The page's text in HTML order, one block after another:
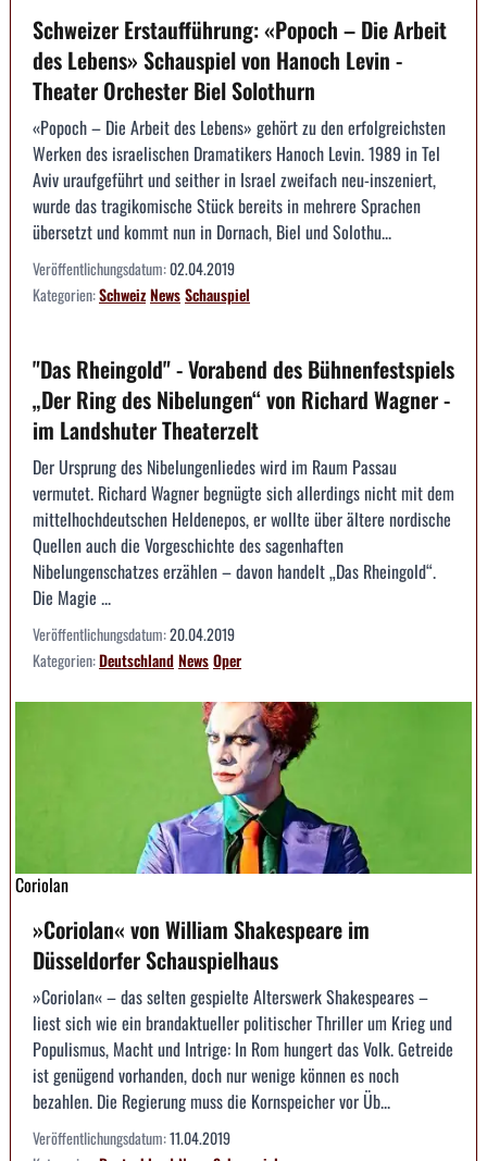
Schweizer Erstaufführung: «Popoch – Die Arbeit
des Lebens» Schauspiel von Hanoch Levin -
Theater Orchester Biel Solothurn
«Popoch – Die Arbeit des Lebens» gehört zu den erfolgreichsten
Werken des israelischen Dramatikers Hanoch Levin. 1989 in Tel
Aviv uraufgeführt und seither in Israel zweifach neu-inszeniert,
wurde das tragikomische Stück bereits in mehrere Sprachen
übersetzt und kommt nun in Dornach, Biel und Solothu...
Veröffentlichungsdatum:02.04.2019
Kategorien:SchweizNewsSchauspiel
"Das Rheingold" - Vorabend des Bühnenfestspiels
„Der Ring des Nibelungen“ von Richard Wagner -
im Landshuter Theaterzelt
Der Ursprung des Nibelungenliedes wird im Raum Passau
vermutet. Richard Wagner begnügte sich allerdings nicht mit dem
mittelhochdeutschen Heldenepos, er wollte über ältere nordische
Quellen auch die Vorgeschichte des sagenhaften
Nibelungenschatzes erzählen – davon handelt „Das Rheingold“.
Die Magie ...
Veröffentlichungsdatum:20.04.2019
Kategorien:DeutschlandNewsOper
Coriolan
»Coriolan« von William Shakespeare im
Düsseldorfer Schauspielhaus
»Coriolan« – das selten gespielte Alterswerk Shakespeares –
liest sich wie ein brandaktueller politischer Thriller um Krieg und
Populismus, Macht und Intrige: In Rom hungert das Volk. Getreide
ist genügend vorhanden, doch nur wenige können es noch
bezahlen. Die Regierung muss die Kornspeicher vor Üb...
Veröffentlichungsdatum:11.04.2019